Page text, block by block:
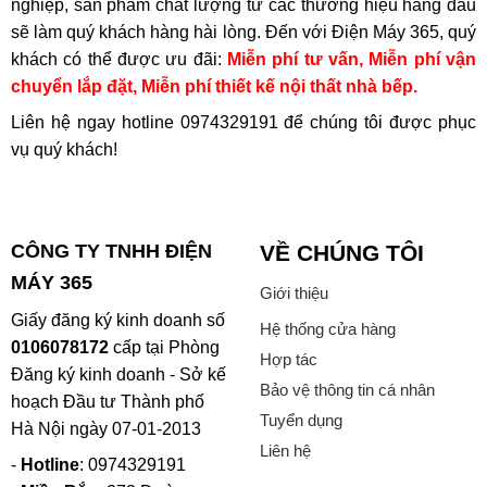
6. Những lỗi thường gặp khi sử dụng máy
rửa bát Malloca và cách khắc phục
Trong quá trình sử dụng, máy rửa bát Malloca đôi khi có
yếu tố kỹ thuật. Hiểu rõ nguyên nhân và cách xử lý sẽ giúp
bạn chủ động khắc phục, tránh làm gián đoạn quá trình sử
được. Nguyên nhân thường do chưa đóng cửa máy chặt,
nguồn điện bị ngắt hoặc chương trình rửa chưa được
chọn đúng. Hãy kiểm tra lại nguồn điện, đảm bảo cửa máy
được đóng kín và nhấn lại nút khởi động.
Lỗi tiếp theo là máy không xả hoặc không cấp nước.
Trường hợp này có thể do vòi nước bị khóa, ống cấp nước
bị gấp khúc, hoặc bộ lọc nước đầu vào bị bẩn. Bạn chỉ cần
mở lại van nước, tháo ống kiểm tra và vệ sinh sạch sẽ bộ
nghiệp, sản phẩm chất lượng từ các thương hiệu hàng đầu
sẽ làm quý khách hàng hài lòng. Đến với Điện Máy 365, quý
khách có thể được ưu đãi: Miễn phí tư vấn, Miễn phí vận
chuyển lắp đặt, Miễn phí thiết kế nội thất nhà bếp.
Liên hệ ngay hotline 0974329191 để chúng tôi được phục
vụ quý khách!
CÔNG TY TNHH ĐIỆN
MÁY 365
Giấy đăng ký kinh doanh số
0106078172cấp tại Phòng
Đăng ký kinh doanh - Sở kế
hoạch Đầu tư Thành phố
Hà Nội ngày 07-01-2013
- Hotline: 0974329191
VỀ CHÚNG TÔI
Giới thiệu
Hệ thống cửa hàng
Hợp tác
Bảo vệ thông tin cá nhân
Tuyển dụng
Liên hệ